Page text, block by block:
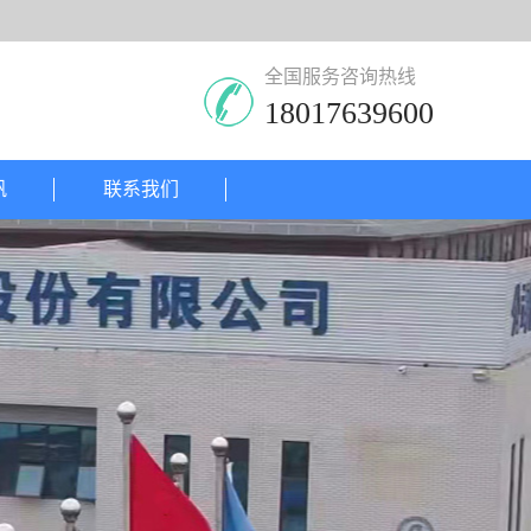
全国服务咨询热线
18017639600
联系我们